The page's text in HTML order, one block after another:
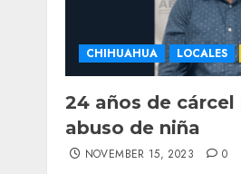
CHIHUAHUA LOCALES
24 años de
abuso de niña
NOVEMBER 15, 2023 0